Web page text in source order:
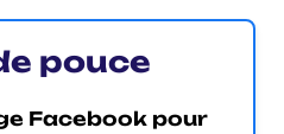
pouce
Facebook pour